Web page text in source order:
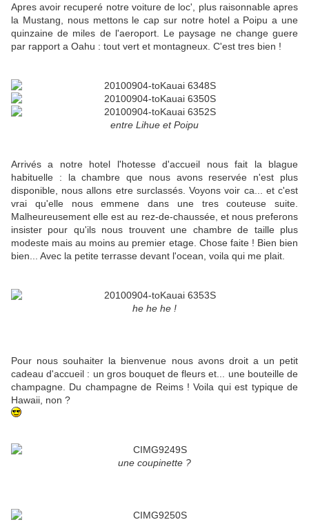
Apres avoir recuperé notre voiture de loc', plus raisonnable apres
la Mustang, nous mettons le cap sur notre hotel a Poipu a une
quinzaine de miles de l'aeroport. Le paysage ne change guere
par rapport a Oahu : tout vert et montagneux. C'est tres bien !
entre Lihue et Poipu
Arrivés a notre hotel l'hotesse d'accueil nous fait la blague
habituelle : la chambre que nous avons reservée n'est plus
disponible, nous allons etre surclassés. Voyons voir ca... et c'est
vrai qu'elle nous emmene dans une tres couteuse suite.
Malheureusement elle est au rez-de-chaussée, et nous preferons
insister pour qu'ils nous trouvent une chambre de taille plus
modeste mais au moins au premier etage. Chose faite ! Bien bien
bien... Avec la petite terrasse devant l'ocean, voila qui me plait.
he he he !
Pour nous souhaiter la bienvenue nous avons droit a un petit
cadeau d'accueil : un gros bouquet de fleurs et... une bouteille de
champagne. Du champagne de Reims ! Voila qui est typique de
Hawaii, non ?
une coupinette ?